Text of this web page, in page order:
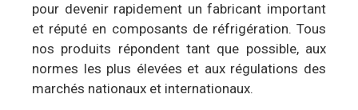
pour devenir rapidement un fabricant important
et réputé en composants de réfrigération. Tous
nos produits répondent tant que possible, aux
normes les plus élevées et aux régulations des
marchés nationaux et internationaux.